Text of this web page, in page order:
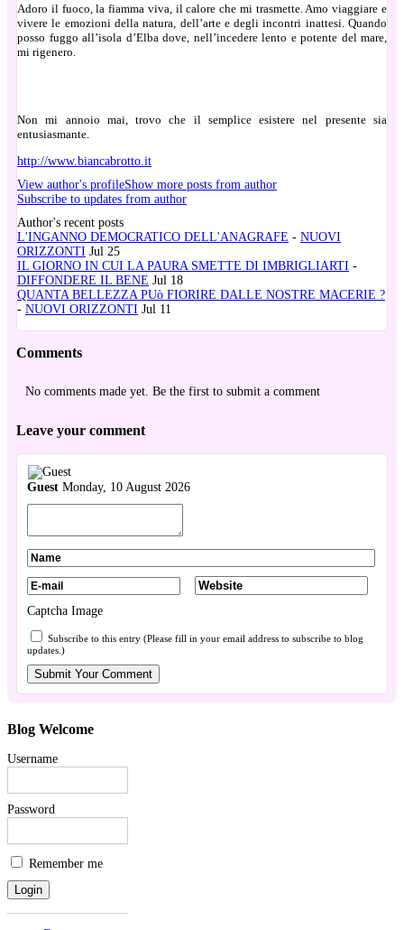
Adoro il fuoco, la fiamma viva, il calore che mi trasmette. Amo viaggiare e
vivere le emozioni della natura, dell’arte e degli incontri inattesi. Quando
posso fuggo all’isola d’Elba dove, nell’incedere lento e potente del mare,
mi rigenero.
Non mi annoio mai, trovo che il semplice esistere nel presente sia
entusiasmante.
http://www.biancabrotto.it
View author's profileShow more posts from author
Subscribe to updates from author
Author's recent posts
L'INGANNO DEMOCRATICO DELL'ANAGRAFE - NUOVI
ORIZZONTI Jul 25
IL GIORNO IN CUI LA PAURA SMETTE DI IMBRIGLIARTI -
DIFFONDERE IL BENE Jul 18
QUANTA BELLEZZA PUò FIORIRE DALLE NOSTRE MACERIE ?
- NUOVI ORIZZONTI Jul 11
Comments
No comments made yet. Be the first to submit a comment
Leave your comment
Guest Monday, 10 August 2026
Captcha Image
Subscribe to this entry (Please fill in your email address to subscribe to blog
updates.)
Blog Welcome
Username
Password
Remember me